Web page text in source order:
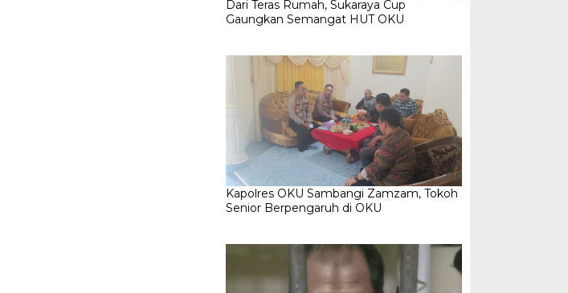
Dari Teras Rumah, Sukaraya Cup
Gaungkan Semangat HUT OKU
Kapolres OKU Sambangi Zamzam, Tokoh
Senior Berpengaruh di OKU